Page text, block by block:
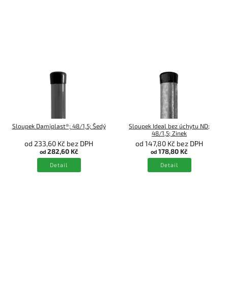
Sloupek Damiplast®; 48/1,5; Šedý
od 233,60 Kč bez DPH
od282,60 Kč
Detail
Sloupek Ideal bez úchytu ND;
48/1,5; Zinek
od 147,80 Kč bez DPH
od 178,80 Kč
Detail